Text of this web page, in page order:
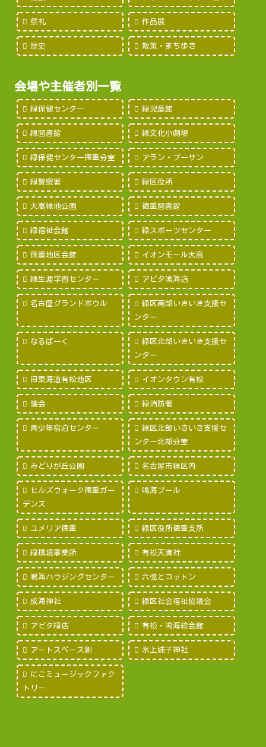
祭礼 作品展
歴史 散策・まち歩き
会場や主催者別一覧
緑保健センター 緑児童館
緑図書館 緑文化小劇場
緑保健センター徳重分室 アラン・プーサン
緑警察署 緑区役所
大高緑地公園 徳重図書館
緑福祉会館 緑スポーツセンター
徳重地区会館 イオンモール大高
緑生涯学習センター アピタ鳴海店
名古屋グランドボウル
緑区南部いきいき支援セ
ンター
なるぱーく
緑区北部いきいき支援セ
ンター
旧東海道有松地区 イオンタウン有松
議会 緑消防署
青少年宿泊センター
緑区北部いきいき支援セ
ンター北部分室
みどりが丘公園 名古屋市緑区内
ヒルズウォーク徳重ガー
デンズ
鳴海プール
ユメリア徳重 緑区役所徳重支所
緑環境事業所 有松天満社
鳴海ハウジングセンター 六弦とコットン
成海神社 緑区社会福祉協議会
アピタ緑店 有松・鳴海絞会館
アートスペース創 氷上姉子神社
にこミュージックファク
トリー